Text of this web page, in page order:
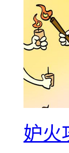
妒火